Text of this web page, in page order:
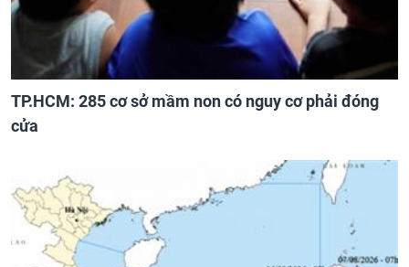
TP.HCM: 285 cơ sở mầm non có nguy cơ phải đóng
cửa